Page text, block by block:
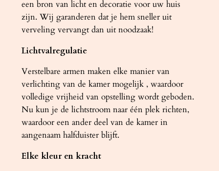
een bron van licht en decoratie voor uw huis
zijn. Wij garanderen dat je hem sneller uit
verveling vervangt dan uit noodzaak!
Lichtvalregulatie
Verstelbare armen maken elke manier van
verlichting van de kamer mogelijk , waardoor
volledige vrijheid van opstelling wordt geboden.
Nu kun je de lichtstroom naar één plek richten,
waardoor een ander deel van de kamer in
aangenaam halfduister blijft.
Elke kleur en kracht